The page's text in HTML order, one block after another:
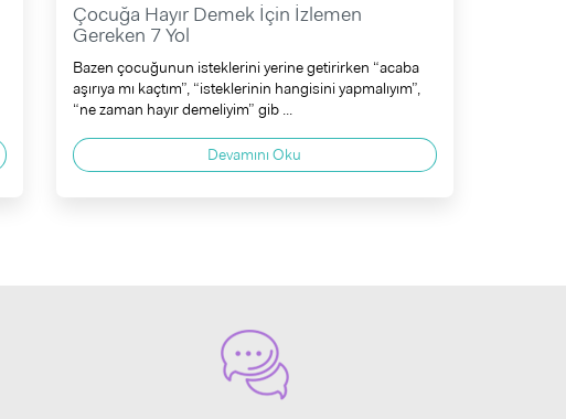
Çocuğa Hayır Demek İçin İzlemen
Gereken 7 Yol
Bazen çocuğunun isteklerini yerine getirirken “acaba
aşırıya mı kaçtım”, “isteklerinin hangisini yapmalıyım”,
“ne zaman hayır demeliyim” gib ...
Devamını Oku